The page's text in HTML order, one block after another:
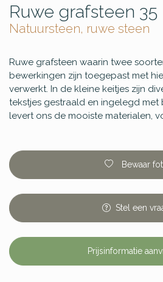
Ruwe grafsteen 35
Natuursteen, ruwe steen
Ruwe grafsteen waarin twee
bewerkingen zijn toegepast met
verwerkt. In de kleine keitjes zijn
tekstjes gestraald en ingelegd
levert ons de mooiste materialen,
Bewaar
Stel een
Prijsinformatie